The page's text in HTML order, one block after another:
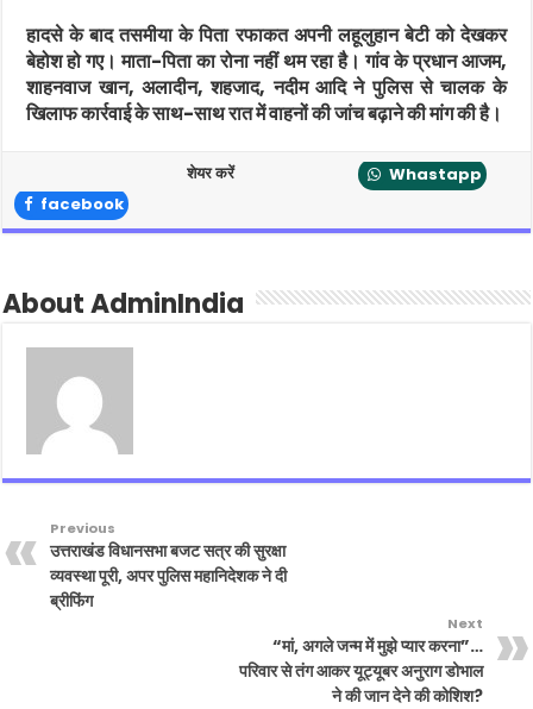
हादसे के बाद तसमीया के पिता रफाकत अपनी लहूलुहान बेटी को देखकर
बेहोश हो गए। माता-पिता का रोना नहीं थम रहा है। गांव के प्रधान आजम,
शाहनवाज खान, अलादीन, शहजाद, नदीम आदि ने पुलिस से चालक के
खिलाफ कार्रवाई के साथ-साथ रात में वाहनों की जांच बढ़ाने की मांग की है।
शेयर करें
Whastapp
facebook
About AdminIndia
Previous
उत्तराखंड विधानसभा बजट सत्र की सुरक्षा
व्यवस्था पूरी, अपर पुलिस महानिदेशक ने दी
ब्रीफिंग
Next
“मां, अगले जन्म में मुझे प्यार करना”…
परिवार से तंग आकर यूट्यूबर अनुराग डोभाल
ने की जान देने की कोशिश?